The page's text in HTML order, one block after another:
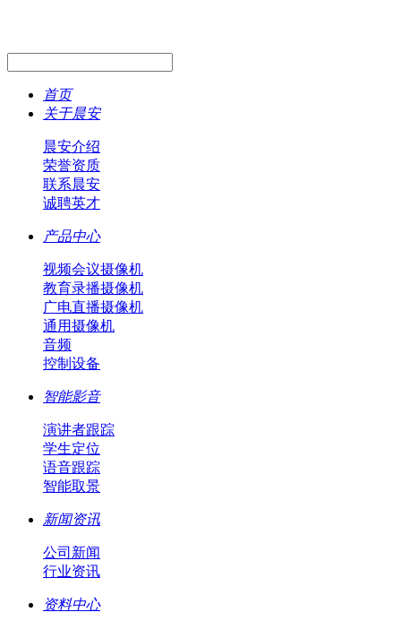
首页
关于晨安
晨安介绍
荣誉资质
联系晨安
诚聘英才
产品中心
视频会议摄像机
教育录播摄像机
广电直播摄像机
通用摄像机
音频
控制设备
智能影音
演讲者跟踪
学生定位
语音跟踪
智能取景
新闻资讯
公司新闻
行业资讯
资料中心